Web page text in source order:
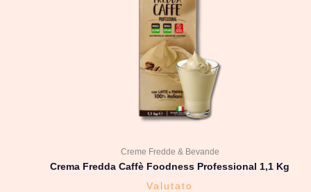
Creme Fredde & Bevande
Crema Fredda Caffè Foodness Professional 1,1 Kg
Valutato